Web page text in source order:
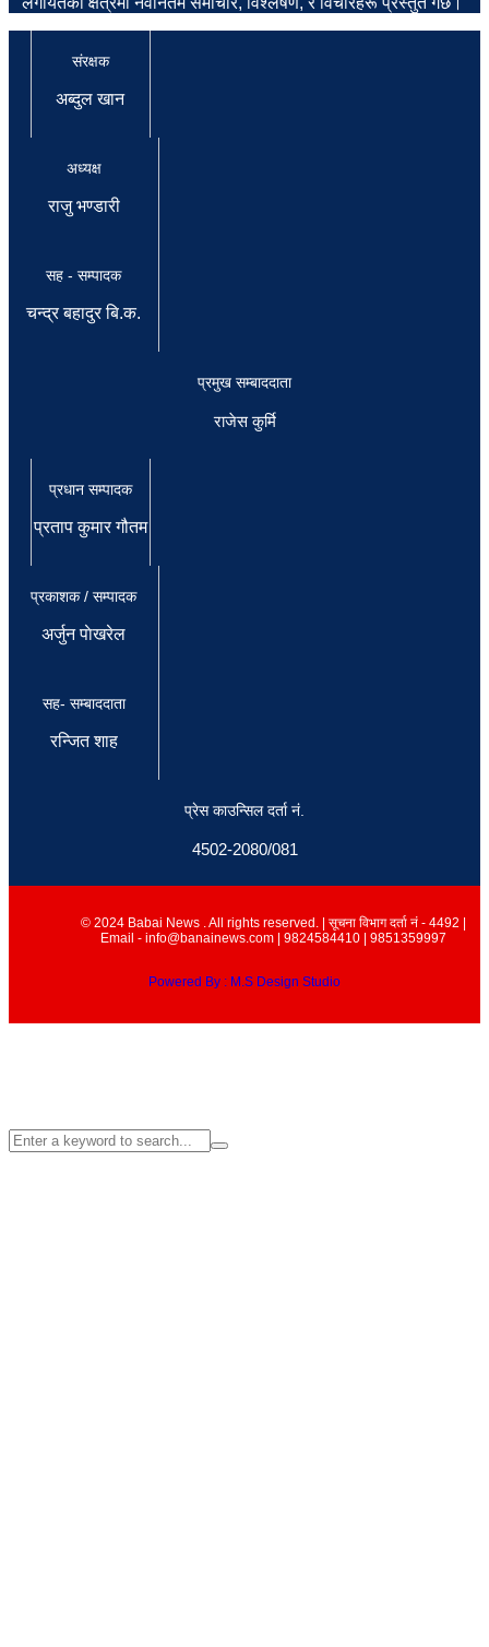
संरक्षक
अब्दुल खान
अध्यक्ष
राजु भण्डारी
सह - सम्पादक
चन्द्र बहादुर बि.क.
प्रमुख सम्बाददाता
राजेस कुर्मि
प्रधान सम्पादक
प्रताप कुमार गौतम
प्रकाशक / सम्पादक
अर्जुन पाेखरेल
सह- सम्बाददाता
रन्जित शाह
प्रेस काउन्सिल दर्ता नं.
4502-2080/081
© 2024 Babai News . All rights reserved. | सूचना विभाग दर्ता नं - 4492 |
Email - info@banainews.com | 9824584410 | 9851359997
Powered By : M.S Design Studio